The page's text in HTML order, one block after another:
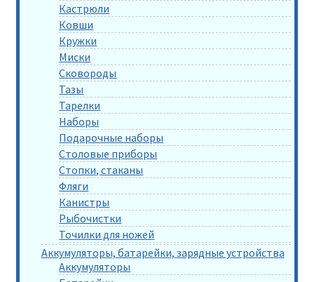
Кастрюли
Ковши
Кружки
Миски
Сковороды
Тазы
Тарелки
Наборы
Подарочные наборы
Столовые приборы
Стопки, стаканы
Фляги
Канистры
Рыбочистки
Точилки для ножей
Аккумуляторы, батарейки, зарядные устройства
Аккумуляторы